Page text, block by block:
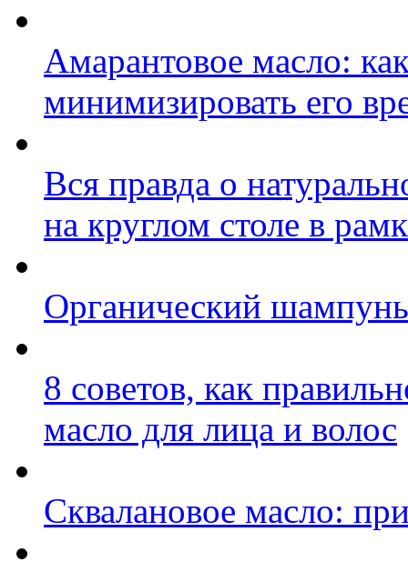
Амарантовое масло:
минимизировать его
Вся правда о
на круглом столе в
Органический шампунь
8 советов, как
масло для лица и волос
Сквалановое масло: